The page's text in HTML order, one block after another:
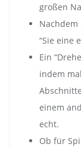
großen
Nachdem
“Sie eine
Ein
indem
einem
echt.
Ob für